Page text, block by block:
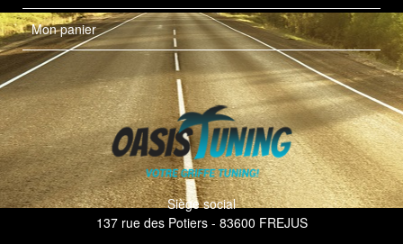
Mon panier
Siège social
137 rue des Potiers - 83600 FREJUS